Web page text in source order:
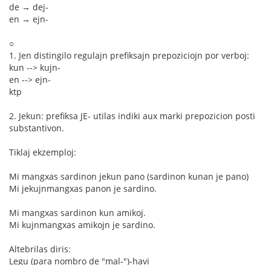
de → dej-
en → ejn-
○
1. Jen distingilo regulajn prefiksajn prepoziciojn por verboj:
kun --> kujn-
en --> ejn-
ktp
2. Jekun: prefiksa JE- utilas indiki aux marki prepozicion posti
substantivon.
Tiklaj ekzemploj:
Mi mangxas sardinon jekun pano (sardinon kunan je pano)
Mi jekujnmangxas panon je sardino.
Mi mangxas sardinon kun amikoj.
Mi kujnmangxas amikojn je sardino.
Altebrilas diris:
Legu (para nombro de "mal-")-havi